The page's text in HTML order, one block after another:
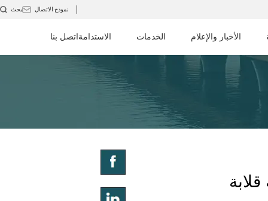
نموذج الاتصال بحث
الأخبار والإعلام الخدمات الاستدامةاتصل بنا